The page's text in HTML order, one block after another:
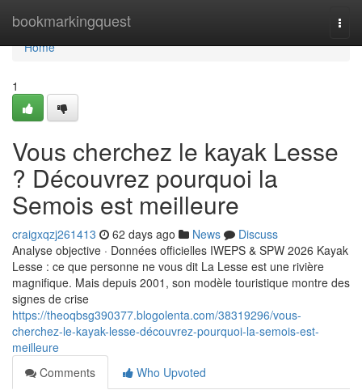
bookmarkingquest
Home
Home
1
Vous cherchez le kayak Lesse
? Découvrez pourquoi la
Semois est meilleure
craigxqzj261413 62 days ago News
Discuss
Analyse objective · Données officielles IWEPS & SPW 2026 Kayak
Lesse : ce que personne ne vous dit La Lesse est une rivière
magnifique. Mais depuis 2001, son modèle touristique montre des
signes de crise
https://theoqbsg390377.blogolenta.com/38319296/vous-
cherchez-le-kayak-lesse-découvrez-pourquoi-la-semois-est-
meilleure
Comments
Who Upvoted